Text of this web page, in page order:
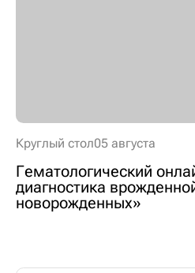
Круглый стол05 августа
Гематологический
диагностика
новорожденных»